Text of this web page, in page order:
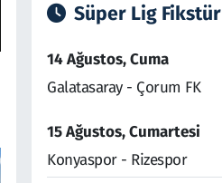
Süper Lig Fikstür
14 Ağustos, Cuma
Galatasaray - Çorum FK
15 Ağustos, Cumartesi
Konyaspor - Rizespor